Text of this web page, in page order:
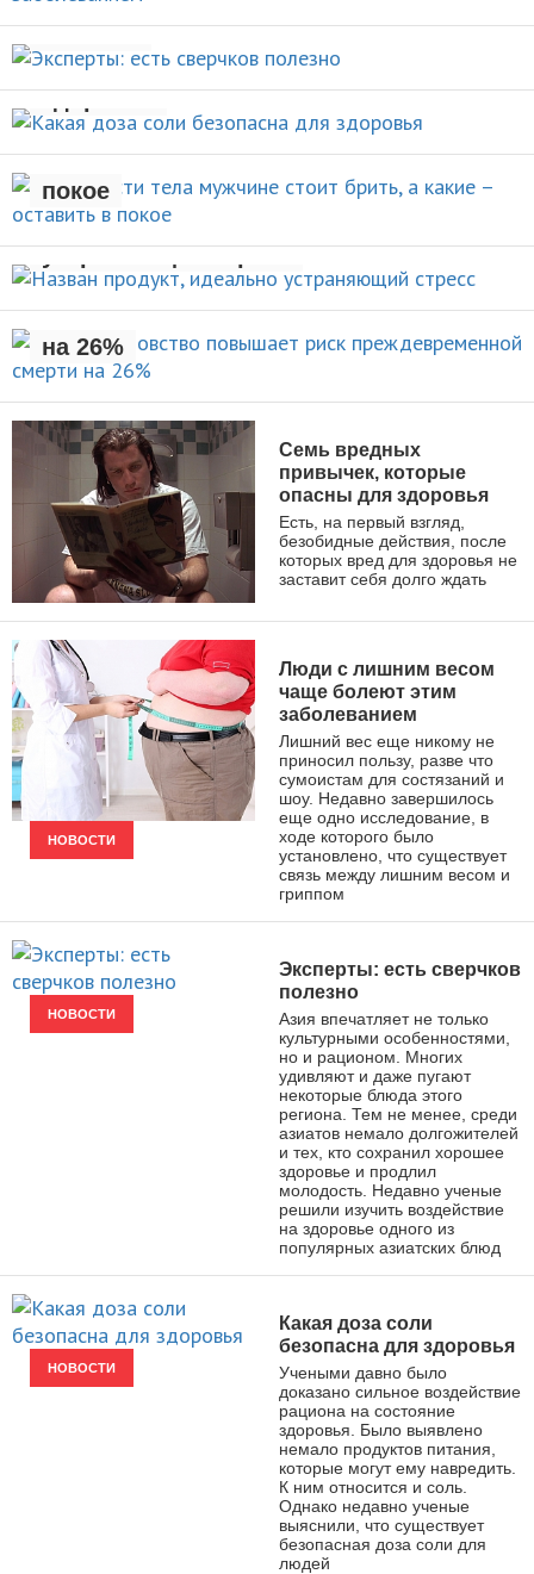
НОВОСТИ
полезно
НОВОСТИ
Какая доза соли безопасна для
здоровья
НОВОСТИ
Какие части тела мужчине стоит
брить, а какие – оставить в
покое
УХОД ЗА СОБОЙ
Назван продукт, идеально
устраняющий стресс
НОВОСТИ
Раннее отцовство повышает
риск преждевременной смерти
на 26%
НОВОСТИ
ЗДОРОВЫЙ ОБРАЗ ЖИЗНИ
Семь вредных
привычек, которые
опасны для здоровья
Есть, на первый взгляд,
безобидные действия, после
которых вред для здоровья не
заставит себя долго ждать
НОВОСТИ
Люди с лишним весом
чаще болеют этим
заболеванием
Лишний вес еще никому не
приносил пользу, разве что
сумоистам для состязаний и
шоу. Недавно завершилось
еще одно исследование, в
ходе которого было
установлено, что существует
связь между лишним весом и
гриппом
НОВОСТИ
Эксперты: есть сверчков
полезно
Азия впечатляет не только
культурными особенностями,
но и рационом. Многих
удивляют и даже пугают
некоторые блюда этого
региона. Тем не менее, среди
азиатов немало долгожителей
и тех, кто сохранил хорошее
здоровье и продлил
молодость. Недавно ученые
решили изучить воздействие
на здоровье одного из
популярных азиатских блюд
НОВОСТИ
Какая доза соли
безопасна для здоровья
Учеными давно было
доказано сильное воздействие
рациона на состояние
здоровья. Было выявлено
немало продуктов питания,
которые могут ему навредить.
К ним относится и соль.
Однако недавно ученые
выяснили, что существует
безопасная доза соли для
людей